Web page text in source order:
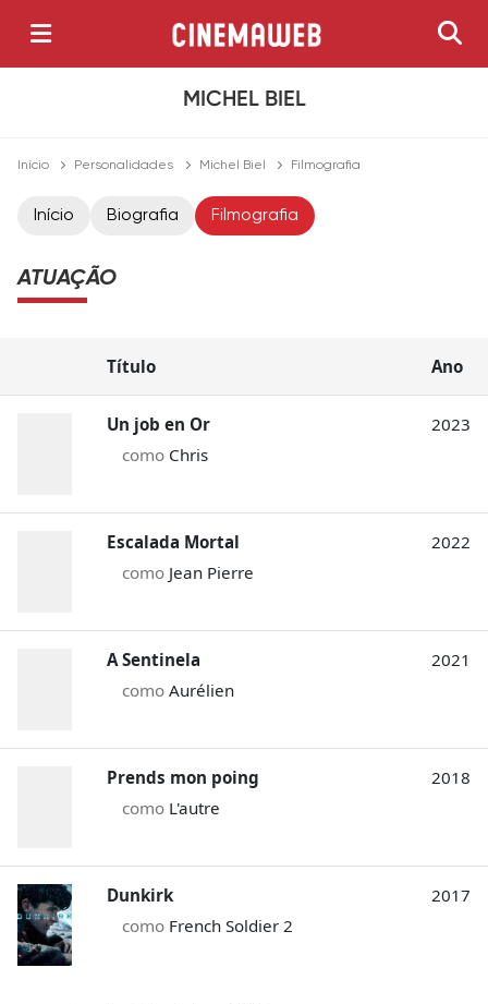
MICHEL BIEL
Início Personalidades Michel Biel Filmografia
Início Biografia Filmografia
ATUAÇÃO
Título Ano
Un job en Or
como Chris
2023
Escalada Mortal
como Jean Pierre
2022
A Sentinela
como Aurélien
2021
Prends mon poing
como L'autre
2018
Dunkirk
como French Soldier 2
2017